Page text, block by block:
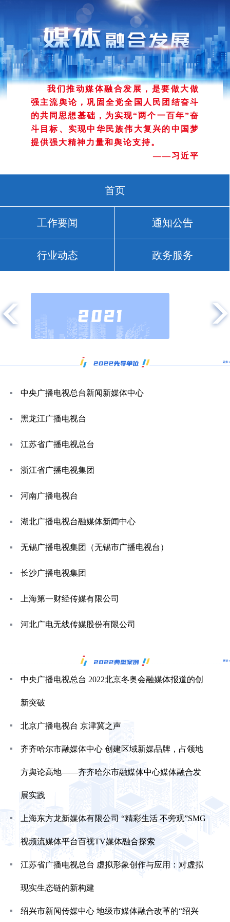
我们推动媒体融合发展，是要做大做
强主流舆论，巩固全党全国人民团结奋斗
的共同思想基础，为实现“两个一百年”奋
斗目标、实现中华民族伟大复兴的中国梦
提供强大精神力量和舆论支持。
——习近平
首页
工作要闻 通知公告
行业动态 政务服务
中央广播电视总台新闻新媒体中心
黑龙江广播电视台
江苏省广播电视总台
浙江省广播电视集团
河南广播电视台
湖北广播电视台融媒体新闻中心
无锡广播电视集团（无锡市广播电视台）
长沙广播电视集团
上海第一财经传媒有限公司
河北广电无线传媒股份有限公司
中央广播电视总台 2022北京冬奥会融媒体报道的创
新突破
北京广播电视台 京津冀之声
齐齐哈尔市融媒体中心 创建区域新媒品牌，占领地
方舆论高地——齐齐哈尔市融媒体中心媒体融合发
展实践
上海东方龙新媒体有限公司 “精彩生活 不旁观”SMG
视频流媒体平台百视TV媒体融合探索
江苏省广播电视总台 虚拟形象创作与应用：对虚拟
现实生态链的新构建
绍兴市新闻传媒中心 地级市媒体融合改革的“绍兴